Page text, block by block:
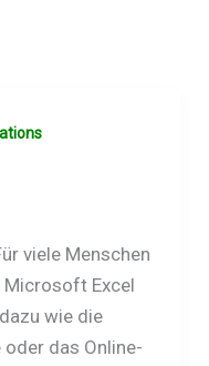
viele Menschen
Microsoft Excel
wie die
das Online-